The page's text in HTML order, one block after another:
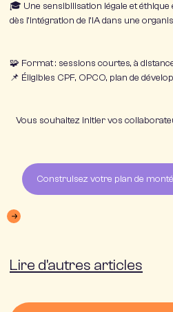
🎓 Une sensibilisation légale et éthique
dès l’intégration de l’IA dans une
🧩 Format : sessions courtes, à
📌 Éligibles CPF, OPCO, plan de
Vous souhaitez initier vos
Construisez votre plan de
Lire d'autres articles